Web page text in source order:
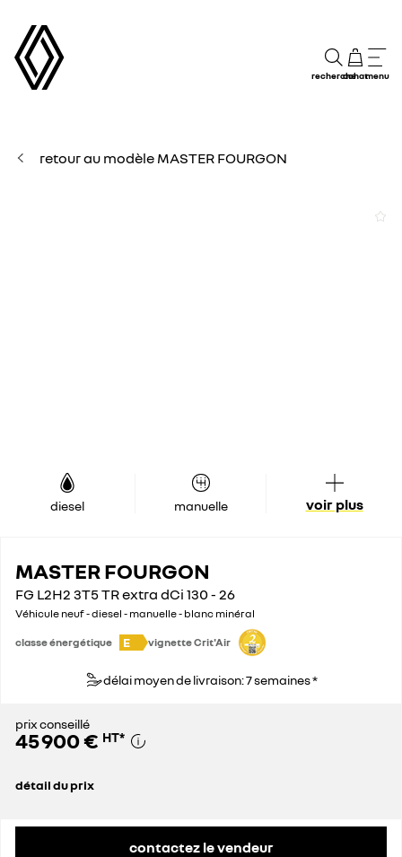
rechercheachatmenu
retour au modèle MASTER FOURGON
diesel manuelle voir plus
MASTER FOURGON
FG L2H2 3T5 TR extra dCi 130 - 26
Véhicule neuf - diesel - manuelle - blanc minéral
classe énergétique E vignette Crit'Air
délai moyen de livraison: 7 semaines *
prix conseillé
45 900 € HT*
détail du prix
contactez le vendeur